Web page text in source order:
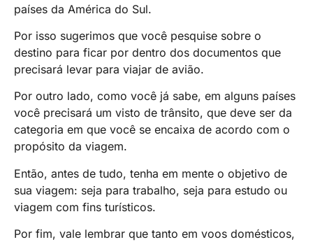
países da América do Sul.
Por isso sugerimos que você pesquise sobre o
destino para ficar por dentro dos documentos que
precisará levar para viajar de avião.
Por outro lado, como você já sabe, em alguns países
você precisará um visto de trânsito, que deve ser da
categoria em que você se encaixa de acordo com o
propósito da viagem.
Então, antes de tudo, tenha em mente o objetivo de
sua viagem: seja para trabalho, seja para estudo ou
viagem com fins turísticos.
Por fim, vale lembrar que tanto em voos domésticos,